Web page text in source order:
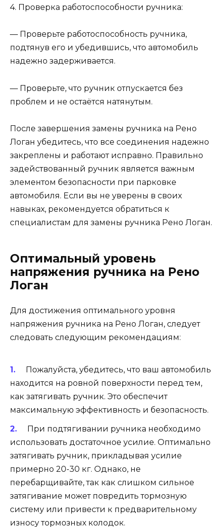
4. Проверка работоспособности ручника:
— Проверьте работоспособность ручника,
подтянув его и убедившись, что автомобиль
надежно задерживается.
— Проверьте, что ручник отпускается без
проблем и не остаётся натянутым.
После завершения замены ручника на Рено
Логан убедитесь, что все соединения надежно
закреплены и работают исправно. Правильно
задействованный ручник является важным
элементом безопасности при парковке
автомобиля. Если вы не уверены в своих
навыках, рекомендуется обратиться к
специалистам для замены ручника Рено Логан.
Оптимальный уровень
напряжения ручника на Рено
Логан
Для достижения оптимального уровня
напряжения ручника на Рено Логан, следует
следовать следующим рекомендациям:
Пожалуйста, убедитесь, что ваш автомобиль
находится на ровной поверхности перед тем,
как затягивать ручник. Это обеспечит
максимальную эффективность и безопасность.
При подтягивании ручника необходимо
использовать достаточное усилие. Оптимально
затягивать ручник, прикладывая усилие
примерно 20-30 кг. Однако, не
перебарщивайте, так как слишком сильное
затягивание может повредить тормозную
систему или привести к предварительному
износу тормозных колодок.